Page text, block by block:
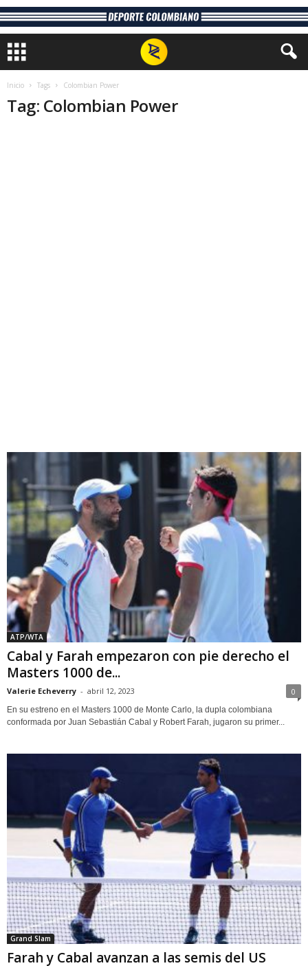
Inicio Tags Colombian Power
Tag: Colombian Power
ATP/WTA
Cabal y Farah empezaron con pie derecho el
Masters 1000 de...
Valerie Echeverry - abril 12, 2023 0
En su estreno en el Masters 1000 de Monte Carlo, la dupla colombiana
conformada por Juan Sebastián Cabal y Robert Farah, jugaron su primer...
Grand Slam
Farah y Cabal avanzan a las semis del US